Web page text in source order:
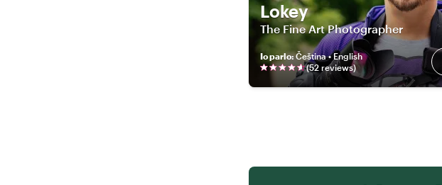
Lokey
The Fine Art Photographer
Io parlo:Čeština • English
(52 reviews)